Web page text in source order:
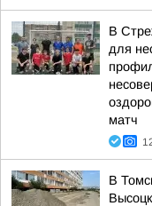
В
для
матч
В